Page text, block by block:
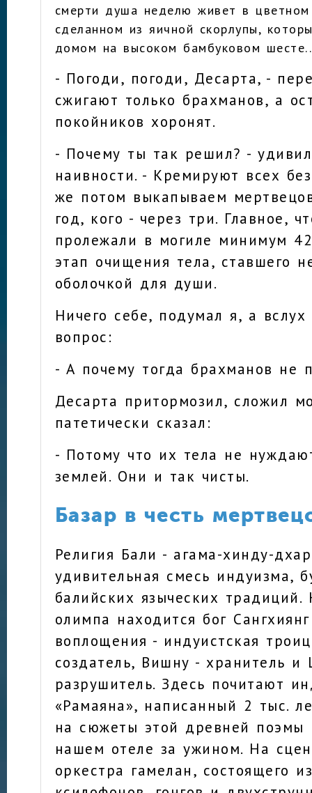
смерти душа неделю живет в цветном
сделанном из яичной скорлупы,
домом на высоком бамбуковом
- Погоди, погоди, Десарта, -
сжигают только брахманов, а
покойников хоронят.
- Почему ты так решил? -
наивности. - Кремируют всех
же потом выкапываем
год, кого - через три. Главное,
пролежали в могиле минимум
этап очищения тела, ставшего
оболочкой для души.
Ничего себе, подумал я, а
вопрос:
- А почему тогда брахманов не
Десарта притормозил, сложил
патетически сказал:
- Потому что их тела не
землей. Они и так чисты.
Базар в честь
Религия Бали - агама-хинду-
удивительная смесь индуизма,
балийских языческих
олимпа находится бог
воплощения - индуистская
создатель, Вишну - хранитель и
разрушитель. Здесь почитают
«Рамаяна», написанный 2 тыс.
на сюжеты этой древней поэмы
нашем отеле за ужином. На
оркестра гамелан, состоящего